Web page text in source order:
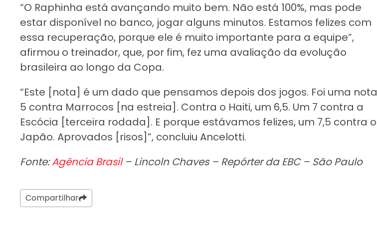
“O Raphinha está avançando muito bem. Não está 100%, mas pode
estar disponível no banco, jogar alguns minutos. Estamos felizes com
essa recuperação, porque ele é muito importante para a equipe”,
afirmou o treinador, que, por fim, fez uma avaliação da evolução
brasileira ao longo da Copa.
“Este [nota] é um dado que pensamos depois dos jogos. Foi uma nota
5 contra Marrocos [na estreia]. Contra o Haiti, um 6,5. Um 7 contra a
Escócia [terceira rodada]. E porque estávamos felizes, um 7,5 contra o
Japão. Aprovados [risos]”, concluiu Ancelotti.
Fonte:Agência Brasil– Lincoln Chaves – Repórter da EBC – São Paulo
Compartilhar